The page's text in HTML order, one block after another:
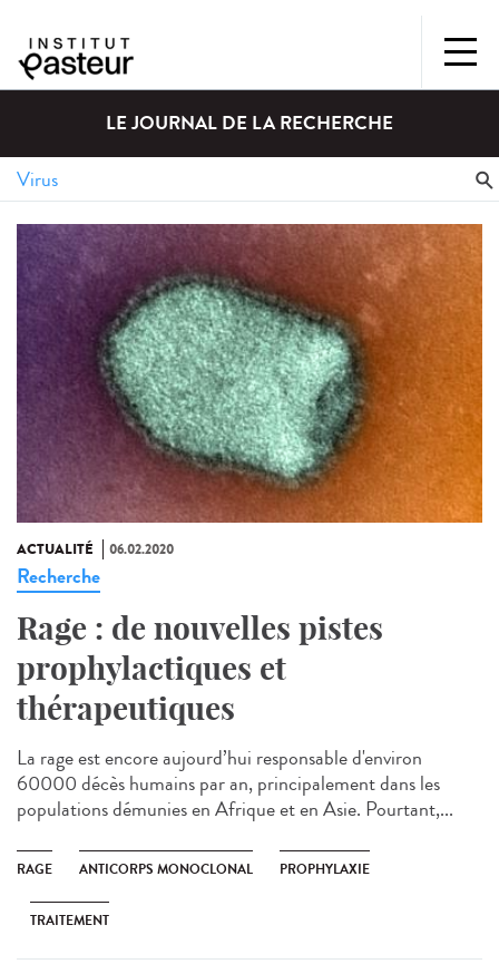
LE JOURNAL DE LA RECHERCHE
ACTUALITÉ 06.02.2020
Recherche
Rage : de nouvelles pistes
prophylactiques et
thérapeutiques
La rage est encore aujourd’hui responsable d'environ
60000 décès humains par an, principalement dans les
populations démunies en Afrique et en Asie. Pourtant,...
RAGE ANTICORPS MONOCLONAL PROPHYLAXIE
TRAITEMENT